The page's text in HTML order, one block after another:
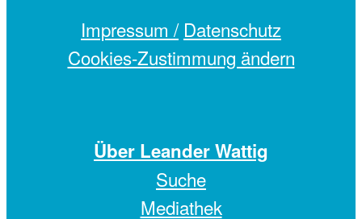
Impressum / Datenschutz
Cookies-Zustimmung ändern
Über Leander Wattig
Suche
Mediathek